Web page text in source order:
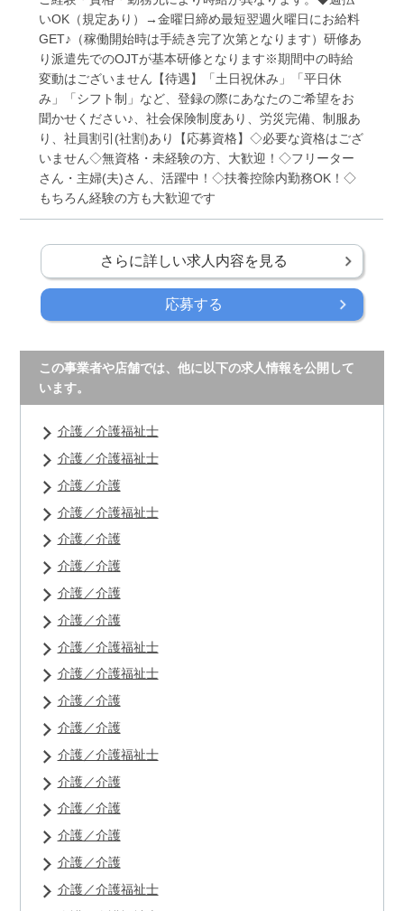
いOK（規定あり）→金曜日締め最短翌週火曜日にお給料
GET♪（稼働開始時は手続き完了次第となります）研修あ
り派遣先でのOJTが基本研修となります※期間中の時給
変動はございません【待遇】「土日祝休み」「平日休
み」「シフト制」など、登録の際にあなたのご希望をお
聞かせください♪、社会保険制度あり、労災完備、制服あ
り、社員割引(社割)あり【応募資格】◇必要な資格はござ
いません◇無資格・未経験の方、大歓迎！◇フリーター
さん・主婦(夫)さん、活躍中！◇扶養控除内勤務OK！◇
もちろん経験の方も大歓迎です
さらに詳しい求人内容を見る
応募する
この事業者や店舗では、他に以下の求人情報を公開して
います。
介護／介護福祉士
介護／介護福祉士
介護／介護
介護／介護福祉士
介護／介護
介護／介護
介護／介護
介護／介護
介護／介護福祉士
介護／介護福祉士
介護／介護
介護／介護
介護／介護福祉士
介護／介護
介護／介護
介護／介護
介護／介護
介護／介護福祉士